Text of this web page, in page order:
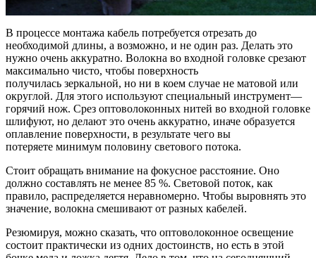
В процессе монтажа кабель потребуется отрезать до
необходимой длины, а возможно, и не один раз. Делать это
нужно очень аккуратно. Волокна во входной головке срезают
максимально чисто, чтобы поверхность
получилась зеркальной, но ни в коем случае не матовой или
округлой. Для этого используют специальный инструмент—
горячий нож. Срез оптоволоконных нитей во входной головке
шлифуют, но делают это очень аккуратно, иначе образуется
оплавление поверхности, в результате чего вы
потеряете минимум половину светового потока.
Стоит обращать внимание на фокусное расстояние. Оно
должно составлять не менее 85 %. Световой поток, как
правило, распределяется неравномерно. Чтобы выровнять это
значение, волокна смешивают от разных кабелей.
Резюмируя, можно сказать, что оптоволоконное освещение
состоит практически из одних достоинств, но есть в этой